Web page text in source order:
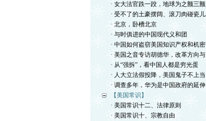
· 女大法官跌一跤，地球为之颤三颤
· 受不了的土豪摆阔、滚刀肉碰瓷儿
· 北京，卧槽北京
· 与时俱进的中国现代义和团
· 中国如何盗窃美国知识产权和机密
· 美国之音专访胡德华，改革方向与
· 从“强拆”，看中国人都是穷光蛋
· 人大立法假投降，美国鬼子不上当
· 调查多年，华为是中国政府的延伸
【美国常识】
· 美国常识十二、法律原则
· 美国常识十、宗教自由